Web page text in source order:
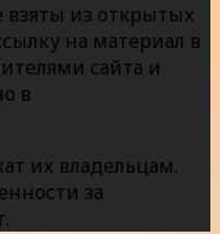
взяты из открытых
на материал в
сайта и
в
их владельцам.
за